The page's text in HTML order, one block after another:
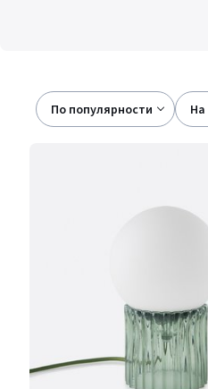
По популярности